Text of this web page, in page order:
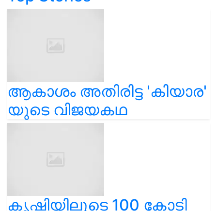
ആകാശം അതിരിട്ട 'കിയാര'
യുടെ വിജയകഥ
കൃഷിയിലൂടെ 100 കോടി